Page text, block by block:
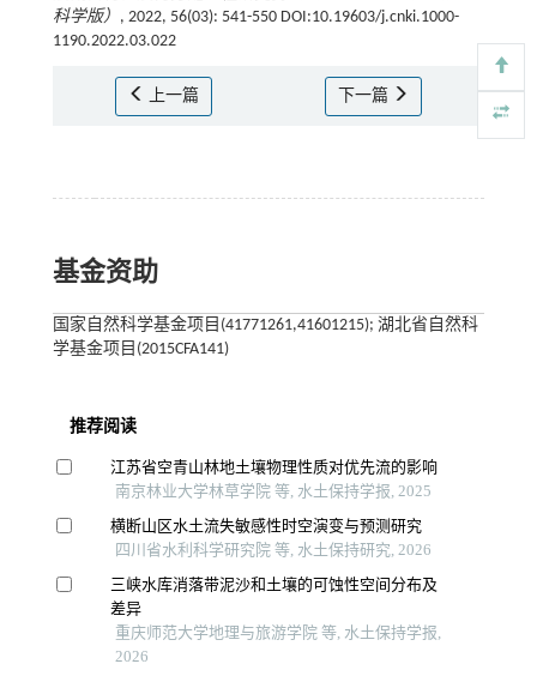
科学版） , 2022, 56(03): 541-550 DOI:10.19603/j.cnki.1000-
1190.2022.03.022
上一篇 下一篇
基金资助
国家自然科学基金项目(41771261,41601215); 湖北省自然科
学基金项目(2015CFA141)